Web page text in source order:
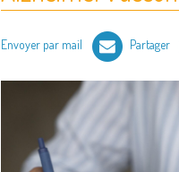
Envoyer par mail Partager